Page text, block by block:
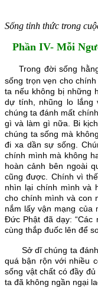
Sống tỉnh thức trong
Phần IV- Mỗi
Trong đời sống
sống trọn vẹn cho
ta nếu không bị những
dự tính, nhũng lo lắng
chúng ta đánh mất
gì và làm gì nữa. Bi
chúng ta sống mà
đi xa dần sự sống.
chính mình mà không
hoàn cảnh bên ngoài
cũng được. Chính vì
nhìn lại chính mình và
cho chính mình và con
nắm lấy vận mạng của
Đức Phật đã dạy:
cùng thắp đuốc lên để
Sở dĩ chúng ta đánh
quá bận rộn với nhiều
sống vật chất có đầy
ta đã không ngần ngại